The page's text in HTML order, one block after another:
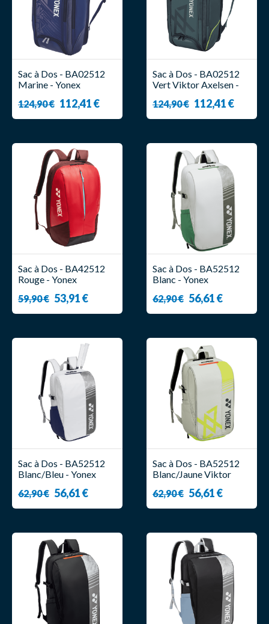
Sac à Dos - BA02512
Marine - Yonex
124,90 € 112,41 €
Sac à Dos - BA02512
Vert Viktor Axelsen -
124,90 € 112,41 €
Sac à Dos - BA42512
Rouge - Yonex
59,90 € 53,91 €
Sac à Dos - BA52512
Blanc - Yonex
62,90 € 56,61 €
Sac à Dos - BA52512
Blanc/Bleu - Yonex
62,90 € 56,61 €
Sac à Dos - BA52512
Blanc/Jaune Viktor
62,90 € 56,61 €